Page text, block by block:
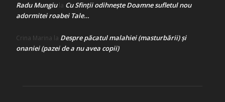
Radu Mungiula Cu Sfinții odihnește Doamne sufletul nou
adormitei roabei Tale…
Crina Marina la Despre păcatul malahiei (masturbării) şi
onaniei (pazei de a nu avea copii)